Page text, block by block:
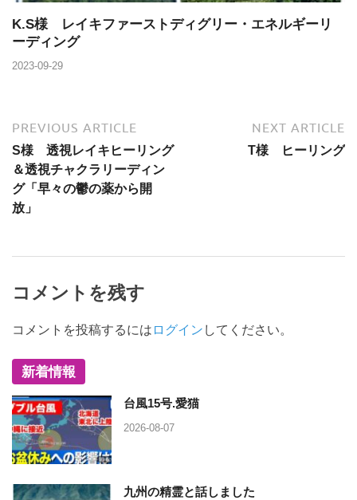
K.S様 レイキファーストディグリー・エネルギーリ
ーディング
2023-09-29
PREVIOUS ARTICLE
S様 透視レイキヒーリング
＆透視チャクラリーディン
グ「早々の鬱の薬から開
放」
NEXT ARTICLE
T様 ヒーリング
コメントを残す
コメントを投稿するには ログイン してください。
新着情報
台風15号.愛猫
2026-08-07
九州の精霊と話しました